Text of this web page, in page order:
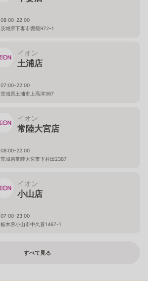
08:00-22:00
茨城県下妻市堀籠972-1
イオン
土浦店
07:00-22:00
茨城県土浦市上高津367
イオン
常陸大宮店
08:00-22:00
茨城県常陸大宮市下村田2387
イオン
小山店
07:00-23:00
栃木県小山市中久喜1467-1
すべて見る